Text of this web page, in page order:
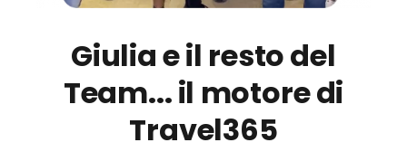
Giulia e il resto del
Team... il motore di
Travel365